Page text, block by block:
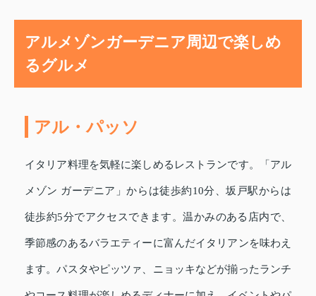
アルメゾンガーデニア周辺で楽しめ
るグルメ
アル・パッソ
イタリア料理を気軽に楽しめるレストランです。「アル
メゾン ガーデニア」からは徒歩約10分、坂戸駅からは
徒歩約5分でアクセスできます。温かみのある店内で、
季節感のあるバラエティーに富んだイタリアンを味わえ
ます。パスタやピッツァ、ニョッキなどが揃ったランチ